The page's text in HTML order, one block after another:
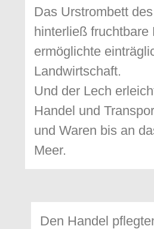
Das Urstrombett
hinterließ fruchtbare
ermöglichte
Landwirtschaft.
Und der Lech
Handel und
und Waren bis an
Meer.
Den Handel